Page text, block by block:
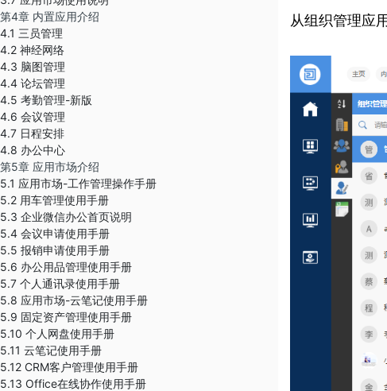
第4章 内置应用介绍
4.1 三员管理
4.2 神经网络
4.3 脑图管理
4.4 论坛管理
4.5 考勤管理-新版
4.6 会议管理
4.7 日程安排
4.8 办公中心
第5章 应用市场介绍
5.1 应用市场-工作管理操作手册
5.2 用车管理使用手册
5.3 企业微信办公首页说明
5.4 会议申请使用手册
5.5 报销申请使用手册
5.6 办公用品管理使用手册
5.7 个人通讯录使用手册
5.8 应用市场-云笔记使用手册
5.9 固定资产管理使用手册
5.10 个人网盘使用手册
5.11 云笔记使用手册
5.12 CRM客户管理使用手册
5.13 Office在线协作使用手册
从组织管理应